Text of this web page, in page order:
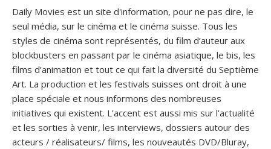
Daily Movies est un site d'information, pour ne pas dire, le
seul média, sur le cinéma et le cinéma suisse. Tous les
styles de cinéma sont représentés, du film d’auteur aux
blockbusters en passant par le cinéma asiatique, le bis, les
films d’animation et tout ce qui fait la diversité du Septième
Art. La production et les festivals suisses ont droit à une
place spéciale et nous informons des nombreuses
initiatives qui existent. L’accent est aussi mis sur l’actualité
et les sorties à venir, les interviews, dossiers autour des
acteurs / réalisateurs/ films, les nouveautés DVD/Bluray,